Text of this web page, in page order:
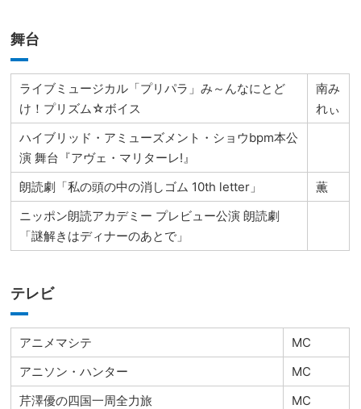
舞台
ライブミュージカル「プリパラ」み～んなにとど
け！プリズム☆ボイス
南み
れぃ
ハイブリッド・アミューズメント・ショウbpm本公
演 舞台『アヴェ・マリターレ!』
朗読劇「私の頭の中の消しゴム 10th letter」
薫
ニッポン朗読アカデミー プレビュー公演 朗読劇
「謎解きはディナーのあとで」
テレビ
アニメマシテ
MC
アニソン・ハンター
MC
芹澤優の四国一周全力旅
MC